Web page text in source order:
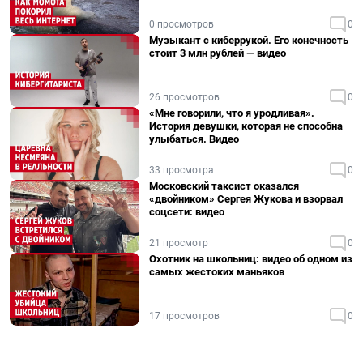
0 просмотров 0
Музыкант с киберрукой. Его конечность
стоит 3 млн рублей — видео
26 просмотров 0
«Мне говорили, что я уродливая».
История девушки, которая не способна
улыбаться. Видео
33 просмотра 0
Московский таксист оказался
«двойником» Сергея Жукова и взорвал
соцсети: видео
21 просмотр 0
Охотник на школьниц: видео об одном из
самых жестоких маньяков
17 просмотров 0